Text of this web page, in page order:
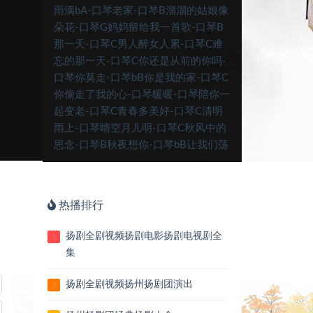
雨滴bA-口琴老家-口琴B溜溜的姑娘像
朵花-口琴G妈妈留给我一首歌-口琴B
那一天-口琴C男人醉女人累-口琴C难
忘的那一天-口琴C你还是从前的你吗-
口琴你莫走-口琴bB你是我的家-口琴C
你偷走了我的心-口琴暖暖-口琴陪你一
起变老-口琴C青春多美好-口琴C清明
雨上-口琴晴空月儿明-口琴C秋风中的
思念-口琴B秋夜想你-口琴bB让我们荡
起双桨-口琴C人在青山在-口琴山楂树-
琴A送别-口琴B送亲歌-口琴G天使的身
影-口琴痛痛快快醉一回-口琴C为你等
待-口琴bB演奏为友谊干杯-口琴C我们
在成都等你-口琴相思愁-口琴C相思渡
热播排行
1
扬剧全剧视频扬剧电影扬剧电视剧全
集
2 扬剧全剧视频扬州扬剧团演出